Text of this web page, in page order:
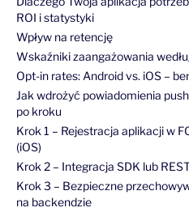
ROI i statystyki
Wpływ na retencję
Wskaźniki zaangażowania
Opt-in rates: Android vs. iOS –
Jak wdrożyć powiadomienia
po kroku
Krok 1 – Rejestracja aplikacji w
(iOS)
Krok 2 – Integracja SDK lub
Krok 3 – Bezpieczne
na backendzie